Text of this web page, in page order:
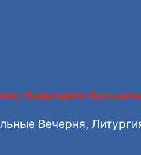
Навечерие
Вечерня,